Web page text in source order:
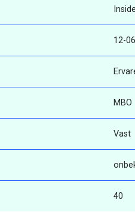
12-
MBO
Vast
40